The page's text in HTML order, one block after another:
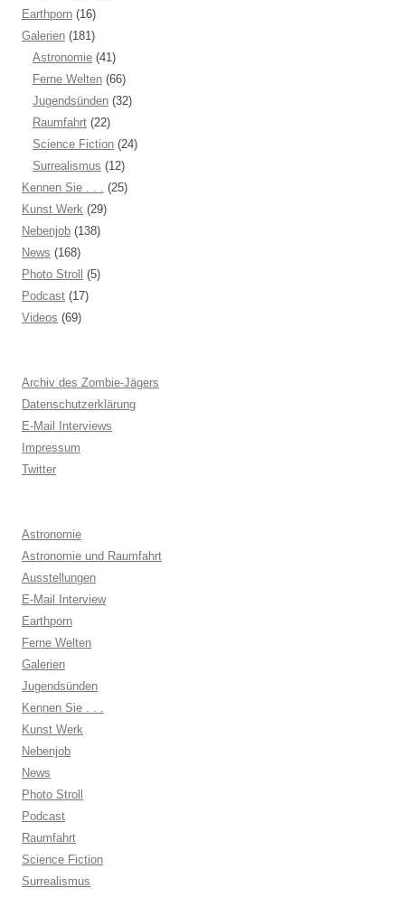
Earthporn (16)
Galerien (181)
Astronomie (41)
Ferne Welten (66)
Jugendsünden (32)
Raumfahrt (22)
Science Fiction (24)
Surrealismus (12)
Kennen Sie . . . (25)
Kunst Werk (29)
Nebenjob (138)
News (168)
Photo Stroll
(5)
Podcast (17)
Videos (69)
Archiv des Zombie-Jägers
Datenschutzerklärung
E-Mail Interviews
Impressum
Twitter
Astronomie
Astronomie und Raumfahrt
Ausstellungen
E-Mail Interview
Earthporn
Ferne Welten
Galerien
Jugendsünden
Kennen Sie . . .
Kunst Werk
Nebenjob
News
Photo Stroll
Podcast
Raumfahrt
Science Fiction
Surrealismus